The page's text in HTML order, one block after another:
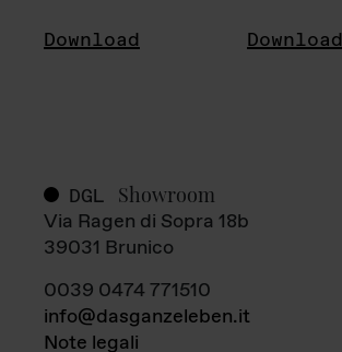
Download Download
DGL Showroom
Via Ragen di Sopra 18b
39031 Brunico
0039 0474 771510
info@dasganzeleben.it
Note legali